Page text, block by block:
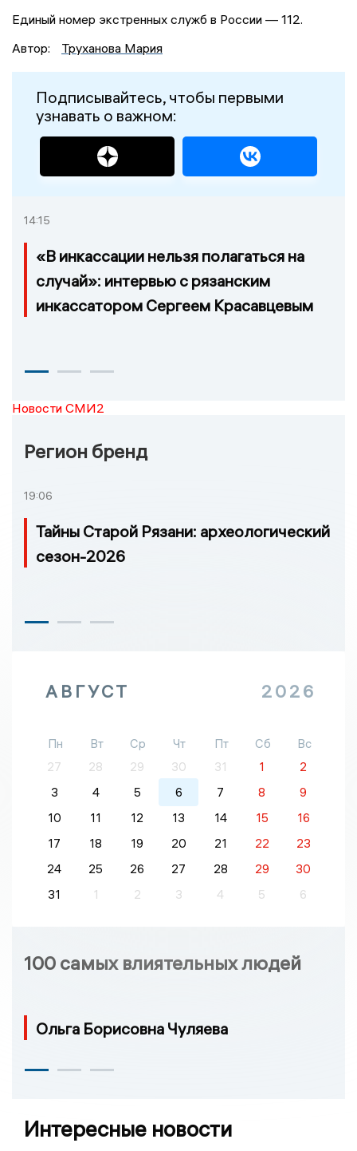
Единый номер экстренных служб в России — 112.
Автор:
Труханова Мария
Подписывайтесь, чтобы первыми
узнавать о важном:
14:15
«В инкассации нельзя полагаться на
случай»: интервью с рязанским
инкассатором Сергеем Красавцевым
Новости СМИ2
Регион бренд
19:06
Тайны Старой Рязани: археологический
сезон-2026
АВГУСТ 2026
Пн Вт Ср Чт Пт Сб
Вс
27
28 29 30 31 1
2
3
4 5 6 7 8
9
10
11 12 13 14 15
16
17
18 19 20 21 22
23
24
25 26 27 28 29
30
31
1 2 3 4 5 6
100 самых влиятельных людей
Ольга Борисовна Чуляева
Интересные новости